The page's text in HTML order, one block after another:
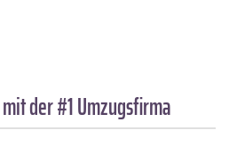
mit der #1 Umzugsfirma